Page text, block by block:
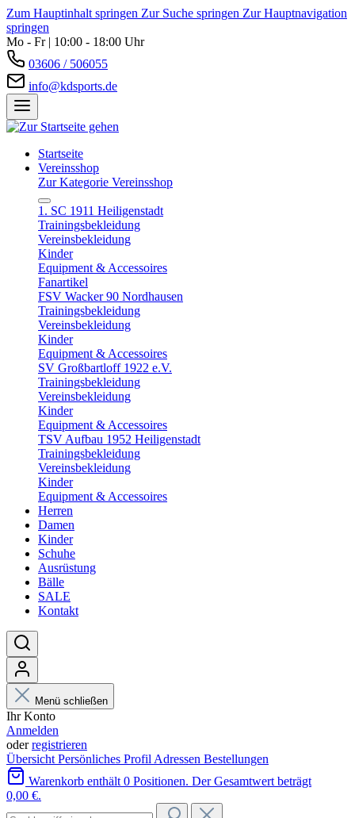
Zum Hauptinhalt springen Zur Suche springen Zur Hauptnavigation
springen
Mo - Fr | 10:00 - 18:00 Uhr
03606 / 506055
info@kdsports.de
Startseite
Vereinsshop
Zur Kategorie Vereinsshop
1. SC 1911 Heiligenstadt
Trainingsbekleidung
Vereinsbekleidung
Kinder
Equipment & Accessoires
Fanartikel
FSV Wacker 90 Nordhausen
Trainingsbekleidung
Vereinsbekleidung
Kinder
Equipment & Accessoires
SV Großbartloff 1922 e.V.
Trainingsbekleidung
Vereinsbekleidung
Kinder
Equipment & Accessoires
TSV Aufbau 1952 Heiligenstadt
Trainingsbekleidung
Vereinsbekleidung
Kinder
Equipment & Accessoires
Herren
Damen
Kinder
Schuhe
Ausrüstung
Bälle
SALE
Kontakt
Menü schließen
Ihr Konto
Anmelden
oderregistrieren
Übersicht Persönliches Profil Adressen Bestellungen
Warenkorb enthält 0 Positionen. Der Gesamtwert beträgt
0,00 €.